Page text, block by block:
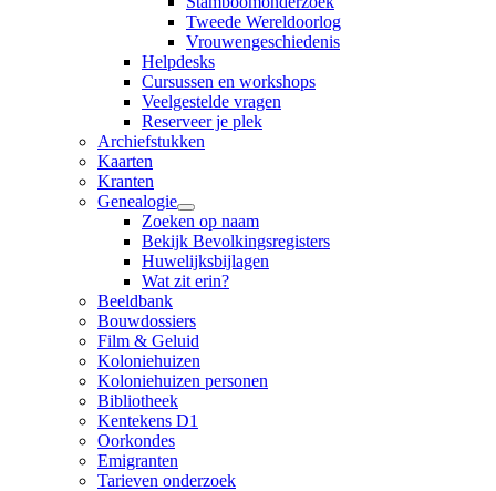
Tweede Wereldoorlog
Vrouwengeschiedenis
Helpdesks
Cursussen en workshops
Veelgestelde vragen
Reserveer je plek
Archiefstukken
Kaarten
Kranten
Genealogie
Zoeken op naam
Bekijk Bevolkingsregisters
Huwelijksbijlagen
Wat zit erin?
Beeldbank
Bouwdossiers
Film & Geluid
Koloniehuizen
Koloniehuizen personen
Bibliotheek
Kentekens D1
Oorkondes
Emigranten
Tarieven onderzoek